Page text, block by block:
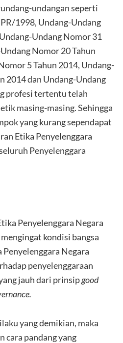
undangan seperti
1998, Undang-Undang
Undang Nomor 31
Nomor 20 Tahun
5 Tahun 2014, Undang-
2014 dan Undang-Undang
profesi tertentu telah
masing-masing. Sehingga
yang kurang sependapat
Etika Penyelenggara
Penyelenggara
Penyelenggara Negara
kondisi bangsa
Negara
penyelenggaraan
jauh dari prinsipgood
yang demikian, maka
cara pandang yang